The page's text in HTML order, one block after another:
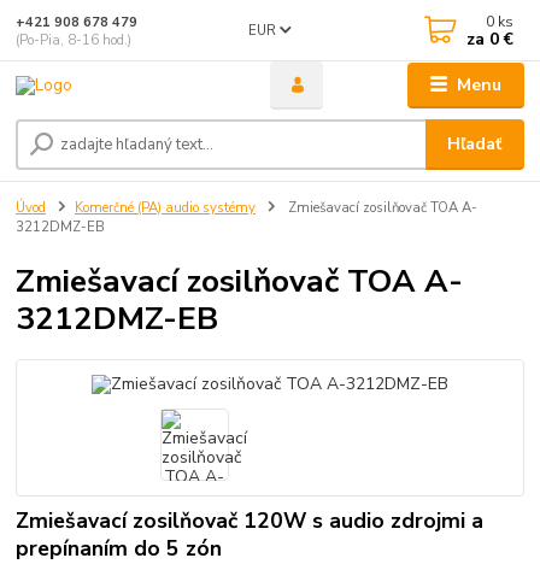
Menu
EUR
Hľadať
+421 908 678 479
(Po-Pia, 8-16 hod.)
0 ks
za 0 €
Úvod Komerčné (PA) audio systémy
Zmiešavací zosilňovač TOA A-
3212DMZ-EB
Zmiešavací zosilňovač TOA A-
3212DMZ-EB
Zmiešavací zosilňovač 120W s audio zdrojmi a
prepínaním do 5 zón